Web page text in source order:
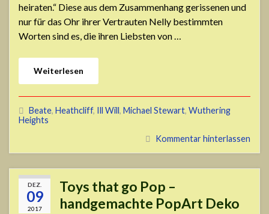
heiraten.“ Diese aus dem Zusammenhang gerissenen und
nur für das Ohr ihrer Vertrauten Nelly bestimmten
Worten sind es, die ihren Liebsten von …
Weiterlesen
Beate, Heathcliff, Ill Will, Michael Stewart, Wuthering
Heights
Kommentar hinterlassen
DEZ.
09
2017
Toys that go Pop –
handgemachte PopArt Deko